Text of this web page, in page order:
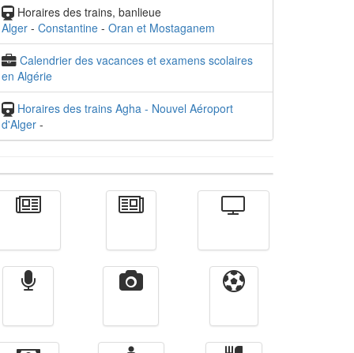
Horaires des trains, banlieue
Alger - Constantine - Oran et Mostaganem
Calendrier des vacances et examens scolaires
en Algérie
Horaires des trains Agha - Nouvel Aéroport
d'Alger -